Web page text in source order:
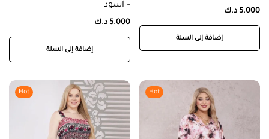
5.000 د.ك
إضافة إلى السلة
– اسود
5.000 د.ك
إضافة إلى السلة
Hot
Hot